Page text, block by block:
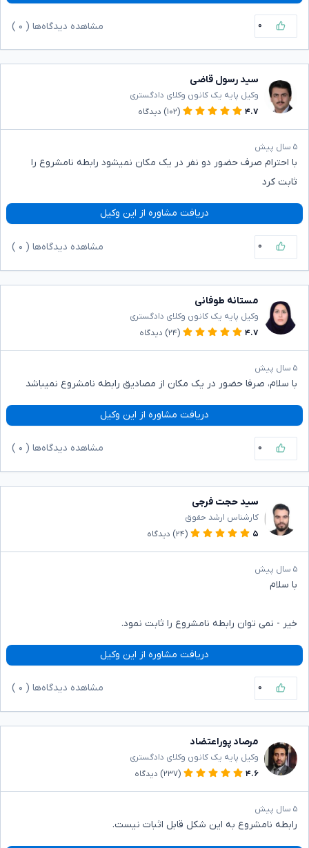
۰ مشاهده دیدگاه‌ها ( ۰
سید رسول قاضی
وکیل پایه یک کانون وکلای دادگستری
۴.۷
(۱۰۲) دیدگاه
۵ سال پیش
با احترام صرف حضور دو نفر در یک مکان نمیشود رابطه نامشروع را
ثابت کرد
دریافت مشاوره از این وکیل
۰ مشاهده دیدگاه‌ها ( ۰
مستانه طوفانی
وکیل پایه یک کانون وکلای دادگستری
۴.۷
(۲۴) دیدگاه
۵ سال پیش
با سلام، صرفا حضور در یک مکان از مصادیق رابطه نامشروع نمیباشد
دریافت مشاوره از این وکیل
۰ مشاهده دیدگاه‌ها ( ۰
سید حجت فرجی
کارشناس ارشد حقوق
۵
(۲۴) دیدگاه
۵ سال پیش
با سلام
خیر - نمی توان رابطه نامشروع را ثابت نمود.
دریافت مشاوره از این وکیل
۰ مشاهده دیدگاه‌ها ( ۰
مرصاد پوراعتضاد
وکیل پایه یک کانون وکلای دادگستری
۴.۶
(۲۳۷) دیدگاه
۵ سال پیش
رابطه نامشروع به این شکل قابل اثبات نیست.